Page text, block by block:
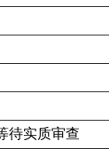
待实质审查